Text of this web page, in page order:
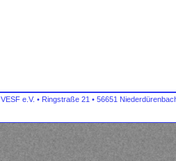
VESF e.V. • Ringstraße 21 • 56651